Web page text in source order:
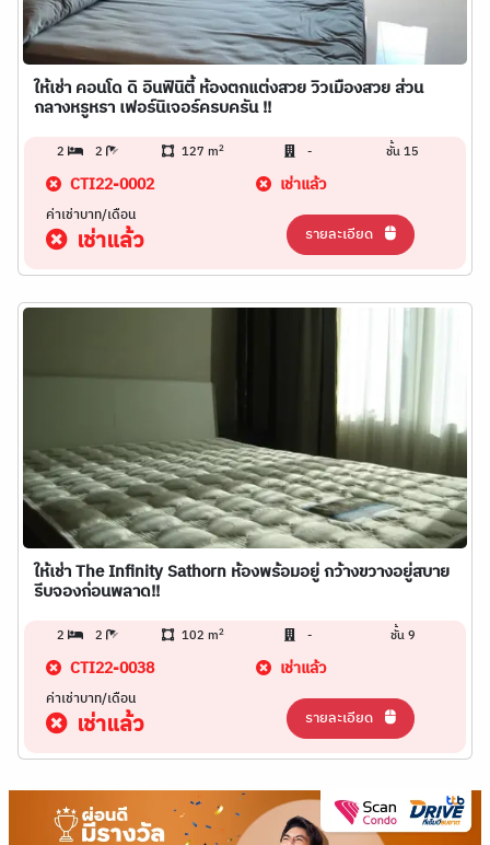
ให้เช่า คอนโด ดิ อินฟินิตี้ ห้องตกแต่งสวย วิวเมืองสวย ส่วน
กลางหรูหรา เฟอร์นิเจอร์ครบครัน !!
2 2 127 m2 - ชั้น 15
CTI22-0002 เช่าแล้ว
ค่าเช่าบาท/เดือน
เช่าแล้ว รายละเอียด
ให้เช่า The Infinity Sathorn ห้องพร้อมอยู่ กว้างขวางอยู่สบาย
รีบจองก่อนพลาด!!
2 2 102 m2 - ชั้น 9
CTI22-0038 เช่าแล้ว
ค่าเช่าบาท/เดือน
เช่าแล้ว รายละเอียด